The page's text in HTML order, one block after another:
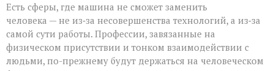
Есть сферы, где машина не сможет заменить
человека — не из‑за несовершенства технологий, а из‑за
самой сути работы. Профессии, завязанные на
физическом присутствии и тонком взаимодействии с
людьми, по-прежнему будут держаться на человеческом